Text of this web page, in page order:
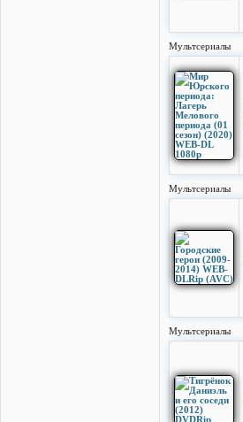
Мультсериалы
Мультсериалы
Мультсериалы